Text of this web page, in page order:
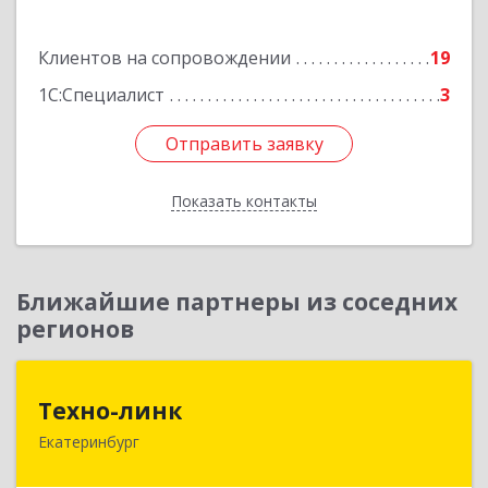
Клиентов на сопровождении
19
1С:Специалист
3
Отправить заявку
Показать контакты
Отправить заявку
Назад
Ближайшие партнеры из соседних
регионов
Техно-линк
Екатеринбург
620000, Свердловская обл, Екатеринбург г,